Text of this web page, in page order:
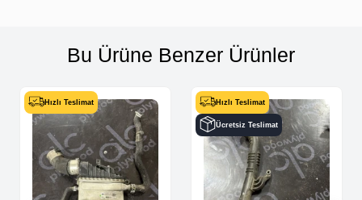
Bu Ürüne Benzer Ürünler
Hızlı Teslimat Hızlı Teslimat
Ücretsiz Teslimat